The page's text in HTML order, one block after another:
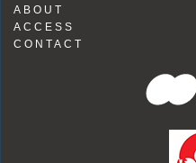
ABOUT
ACCESS
CONTACT